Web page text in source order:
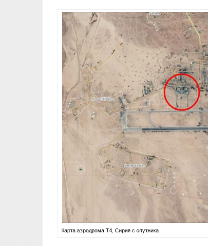
Карта аэродрома Т4, Сирия с спутника